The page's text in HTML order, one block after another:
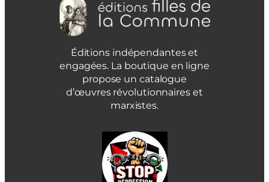
Éditions indépendantes et
engagées. La boutique en ligne
propose un catalogue
d’œuvres révolutionnaires et
marxistes.